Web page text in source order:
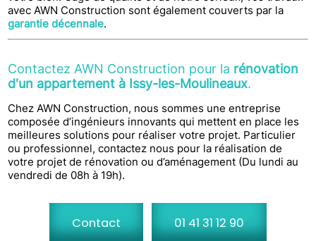
avec AWN Construction sont également couverts par la
garantie décennale.
Contactez AWN Construction pour la rénovation
d'un appartement à Issy-les-Moulineaux.
Chez AWN Construction, nous sommes une entreprise
composée d’ingénieurs innovants qui mettent en place les
meilleures solutions pour réaliser votre projet. Particulier
ou professionnel, contactez nous pour la réalisation de
votre projet de rénovation ou d’aménagement (Du lundi au
vendredi de 08h à 19h).
Contact 01 41 31 12 90